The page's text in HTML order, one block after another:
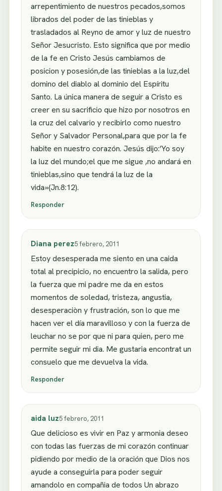
arrepentimiento de nuestros pecados,somos
librados del poder de las tinieblas y
trasladados al Reyno de amor y luz de nuestro
Señor Jesucristo. Esto significa que por medio
de la fe en Cristo Jesús cambiamos de
posicion y posesión,de las tinieblas a la luz,del
domino del diablo al dominio del Espíritu
Santo. La única manera de seguir a Cristo es
creer en su sacrificio que hizo por nosotros en
la cruz del calvario y recibirlo como nuestro
Señor y Salvador Personal,para que por la fe
habite en nuestro corazón. Jesús dijo:’Yo soy
la luz del mundo;el que me sigue ,no andará en
tinieblas,sino que tendrá la luz de la
vida»(Jn.8:12).
Responder
Diana perez5 febrero, 2011
Estoy desesperada me siento en una caida
total al precipicio, no encuentro la salida, pero
la fuerza que mi padre me da en estos
momentos de soledad, tristeza, angustia,
desesperaciòn y frustración, son lo que me
hacen ver el día maravilloso y con la fuerza de
leuchar no se por que ni para quien, pero me
permite seguir mi dia. Me gustaria encontrat un
consuelo que me devuelva la vida.
Responder
aida luz5 febrero, 2011
Que delicioso es vivir en Paz y armonia deseo
con todas las fuerzas de mi corazón continuar
pidiendo por medio de la oración que Dios nos
ayude a conseguirla para poder seguir
amandolo en compañia de todos Un abrazo